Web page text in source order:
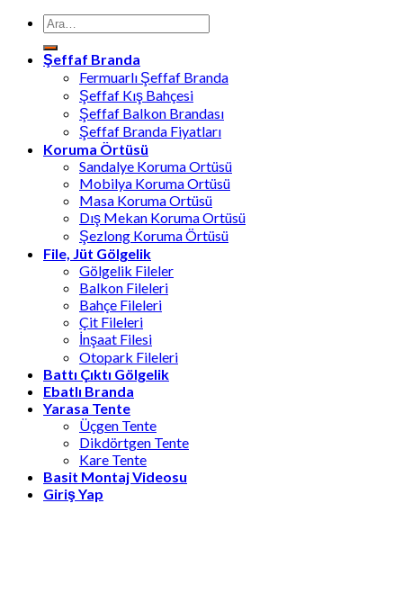
Ara:
Şeffaf Branda
Fermuarlı Şeffaf Branda
Şeffaf Kış Bahçesi
Şeffaf Balkon Brandası
Şeffaf Branda Fiyatları
Koruma Örtüsü
Sandalye Koruma Ortüsü
Mobilya Koruma Ortüsü
Masa Koruma Ortüsü
Dış Mekan Koruma Ortüsü
Şezlong Koruma Örtüsü
File, Jüt Gölgelik
Gölgelik Fileler
Balkon Fileleri
Bahçe Fileleri
Çit Fileleri
İnşaat Filesi
Otopark Fileleri
Battı Çıktı Gölgelik
Ebatlı Branda
Yarasa Tente
Üçgen Tente
Dikdörtgen Tente
Kare Tente
Basit Montaj Videosu
Giriş Yap